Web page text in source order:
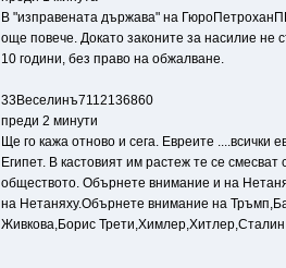
В "изправената държава" на
още повече. Докато законите за насилие не
10 години, без право на обжалване.
33Веселинъ7112136860
преди 2 минути
Ще го кажа отново и сега. Евреите ....всички
Египет. В кастовият им растеж те се
обществото. Обърнете внимание и на
на Нетаняху.Обърнете внимание на
Живкова,Борис